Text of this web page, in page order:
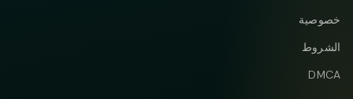
خصوصية
الشروط
DMCA